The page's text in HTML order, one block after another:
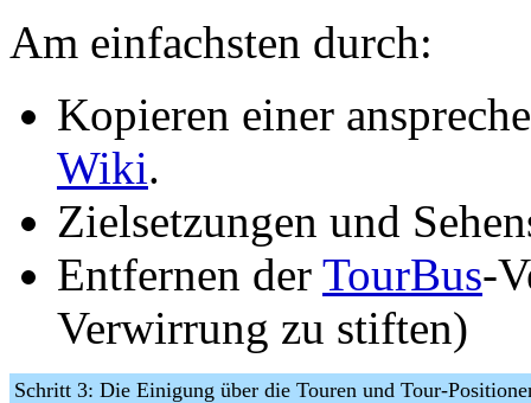
Am einfachsten durch:
Kopieren einer
Wiki.
Zielsetzungen und
Entfernen der TourBus-
Verwirrung zu stiften)
Schritt 3: Die Einigung über die Touren und Tour-